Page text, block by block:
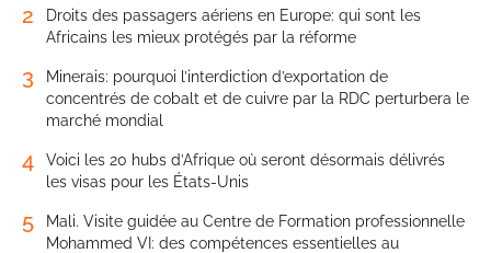
2
Droits des passagers aériens en Europe: qui sont les
Africains les mieux protégés par la réforme
3
Minerais: pourquoi l’interdiction d’exportation de
concentrés de cobalt et de cuivre par la RDC perturbera le
marché mondial
4
Voici les 20 hubs d’Afrique où seront désormais délivrés
les visas pour les États-Unis
5
Mali. Visite guidée au Centre de Formation professionnelle
Mohammed VI: des compétences essentielles au